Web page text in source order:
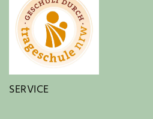
SERVICE